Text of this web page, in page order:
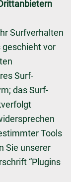
Surfverhalten
vor
Surf-
das Surf-
Tools
Sie unserer
“Plugins